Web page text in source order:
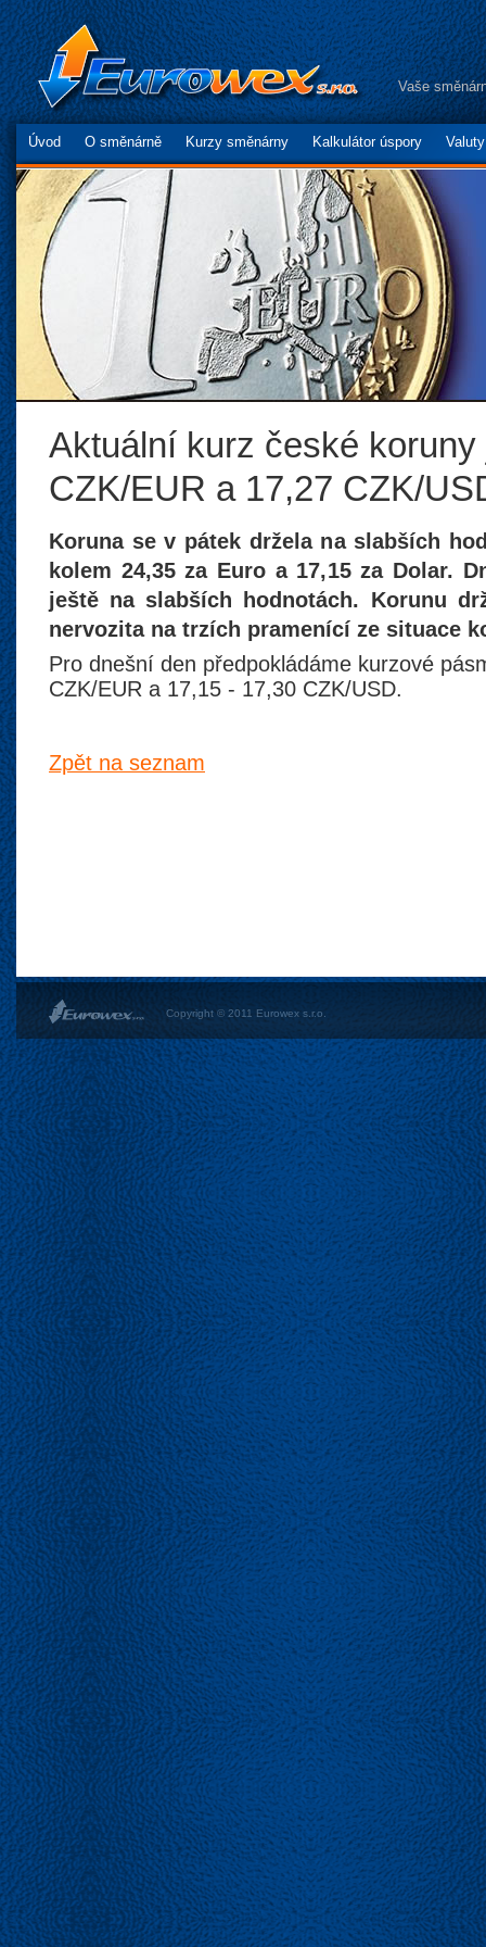
Vaše
Úvod O směnárně Kurzy směnárny Kalkulátor úspory
Aktuální kurz české koruny
CZK/EUR a 17,27 CZK/
Koruna se v pátek držela na slabších
kolem 24,35 za Euro a 17,15 za Dolar.
ještě na slabších hodnotách. Korunu
nervozita na trzích pramenící ze situace
Pro dnešní den předpokládáme kurzové
CZK/EUR a 17,15 - 17,30 CZK/USD.
Zpět na seznam
Copyright © 2011 Eurowex s.r.o.